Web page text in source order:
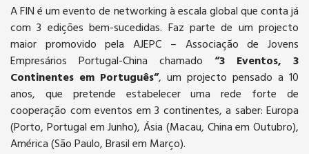
A FIN é um evento de networking à escala global que conta já
com 3 edições bem-sucedidas. Faz parte de um projecto
maior promovido pela AJEPC – Associação de Jovens
Empresários Portugal-China chamado “3 Eventos, 3
Continentes em Português”, um projecto pensado a 10
anos, que pretende estabelecer uma rede forte de
cooperação com eventos em 3 continentes, a saber: Europa
(Porto, Portugal em Junho), Ásia (Macau, China em Outubro),
América (São Paulo, Brasil em Março).